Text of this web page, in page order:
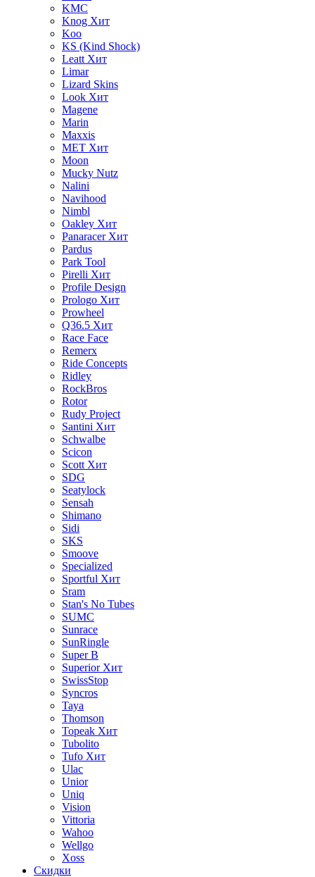
KMC
Knog Хит
Koo
KS (Kind Shock)
Leatt Хит
Limar
Lizard Skins
Look Хит
Magene
Marin
Maxxis
MET Хит
Moon
Mucky Nutz
Nalini
Navihood
Nimbl
Oakley Хит
Panaracer Хит
Pardus
Park Tool
Pirelli Хит
Profile Design
Prologo Хит
Prowheel
Q36.5 Хит
Race Face
Remerx
Ride Concepts
Ridley
RockBros
Rotor
Rudy Project
Santini Хит
Schwalbe
Scicon
Scott Хит
SDG
Seatylock
Sensah
Shimano
Sidi
SKS
Smoove
Specialized
Sportful Хит
Sram
Stan's No Tubes
SUMC
Sunrace
SunRingle
Super B
Superior Хит
SwissStop
Syncros
Taya
Thomson
Topeak Хит
Tubolito
Tufo Хит
Ulac
Unior
Uniq
Vision
Vittoria
Wahoo
Wellgo
Xoss
Скидки